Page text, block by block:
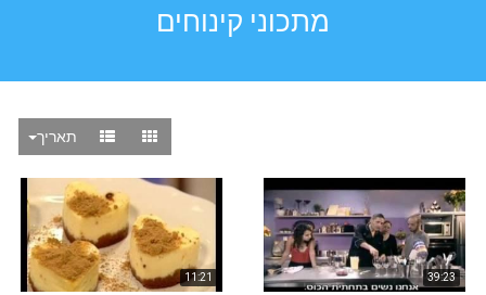
מתכוני קינוחים
תאריך
39:23
11:21